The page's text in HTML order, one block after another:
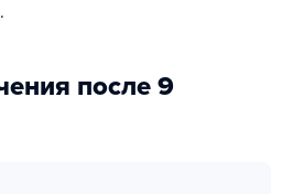
после 9